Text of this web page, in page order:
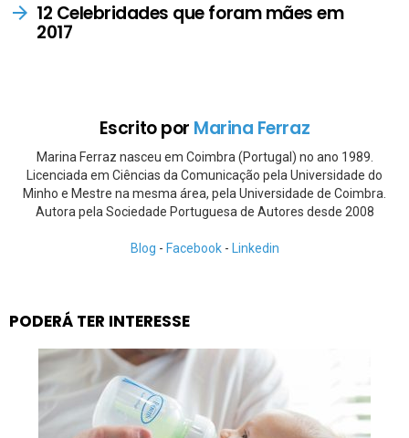
12 Celebridades que foram mães em
2017
Escrito por Marina Ferraz
Marina Ferraz nasceu em Coimbra (Portugal) no ano 1989.
Licenciada em Ciências da Comunicação pela Universidade do
Minho e Mestre na mesma área, pela Universidade de Coimbra.
Autora pela Sociedade Portuguesa de Autores desde 2008
Blog - Facebook- Linkedin
PODERÁ TER INTERESSE